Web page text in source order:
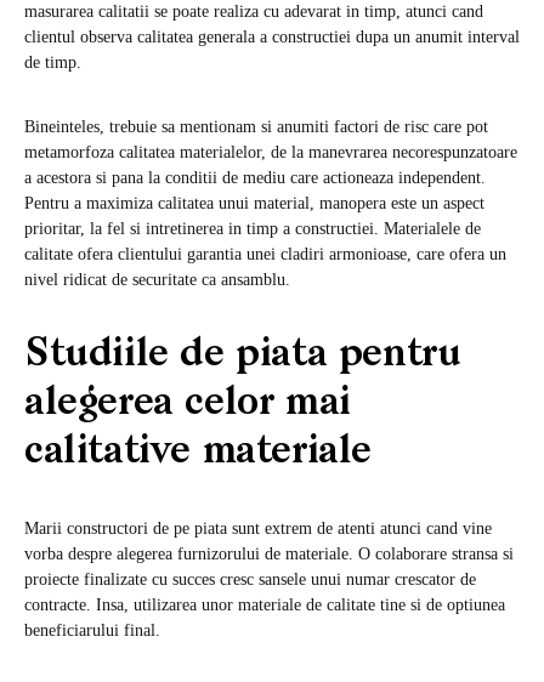
masurarea calitatii se poate realiza cu adevarat in timp, atunci cand
clientul observa calitatea generala a constructiei dupa un anumit interval
de timp.
Bineinteles, trebuie sa mentionam si anumiti factori de risc care pot
metamorfoza calitatea materialelor, de la manevrarea necorespunzatoare
a acestora si pana la conditii de mediu care actioneaza independent.
Pentru a maximiza calitatea unui material, manopera este un aspect
prioritar, la fel si intretinerea in timp a constructiei. Materialele de
calitate ofera clientului garantia unei cladiri armonioase, care ofera un
nivel ridicat de securitate ca ansamblu.
Studiile de piata pentru
alegerea celor mai
calitative materiale
Marii constructori de pe piata sunt extrem de atenti atunci cand vine
vorba despre alegerea furnizorului de materiale. O colaborare stransa si
proiecte finalizate cu succes cresc sansele unui numar crescator de
contracte. Insa, utilizarea unor materiale de calitate tine si de optiunea
beneficiarului final.